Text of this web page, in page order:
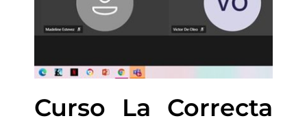
Curso La Correcta